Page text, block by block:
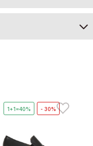
1+1=40% - 30%